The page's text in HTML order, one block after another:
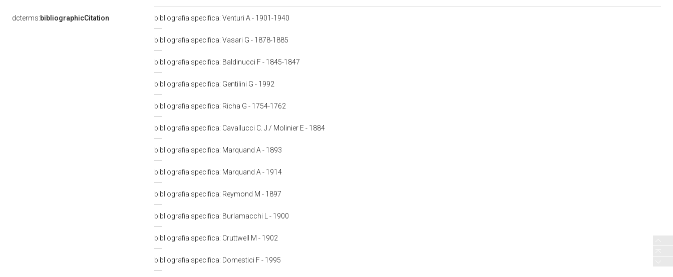
dcterms:bibliographicCitation bibliografia specifica: Venturi A - 1901-1940
bibliografia specifica: Vasari G - 1878-1885
bibliografia specifica: Baldinucci F - 1845-1847
bibliografia specifica: Gentilini G - 1992
bibliografia specifica: Richa G - 1754-1762
bibliografia specifica: Cavallucci C. J./ Molinier E - 1884
bibliografia specifica: Marquand A - 1893
bibliografia specifica: Marquand A - 1914
bibliografia specifica: Reymond M - 1897
bibliografia specifica: Burlamacchi L - 1900
bibliografia specifica: Cruttwell M - 1902
bibliografia specifica: Domestici F - 1995